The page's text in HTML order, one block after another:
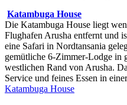
Katambuga House
Die Katambuga House liegt
Flughafen Arusha entfernt und
eine Safari in Nordtansania
gemütliche 6-Zimmer-Lodge in
westlichen Rand von Arusha.
Service und feines Essen in
Katambuga House